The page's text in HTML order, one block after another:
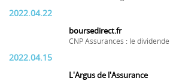
2022.04.22
boursedirect.fr
CNP Assurances : le
2022.04.15
L'Argus de l'Assurance